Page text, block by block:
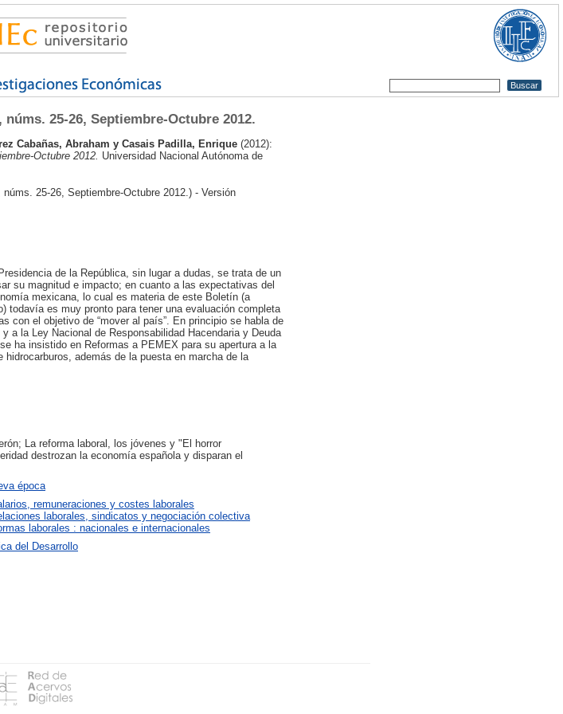
núms. 25-26, Septiembre-Octubre 2012.
Cabañas, Abraham y Casais Padilla, Enrique (2012):
Octubre 2012. Universidad Nacional Autónoma de
25-26, Septiembre-Octubre 2012.) - Versión
de la República, sin lugar a dudas, se trata de un
su magnitud e impacto; en cuanto a las expectativas del
mexicana, lo cual es materia de este Boletín (a
todavía es muy pronto para tener una evaluación completa
con el objetivo de “mover al país”. En principio se habla de
a la Ley Nacional de Responsabilidad Hacendaria y Deuda
ha insistido en Reformas a PEMEX para su apertura a la
además de la puesta en marcha de la
La reforma laboral, los jóvenes y "El horror
destrozan la economía española y disparan el
época
remuneraciones y costes laborales
laborales, sindicatos y negociación colectiva
laborales : nacionales e internacionales
del Desarrollo